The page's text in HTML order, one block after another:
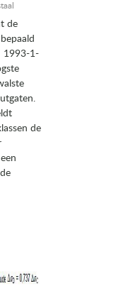
de
1993-1-
de